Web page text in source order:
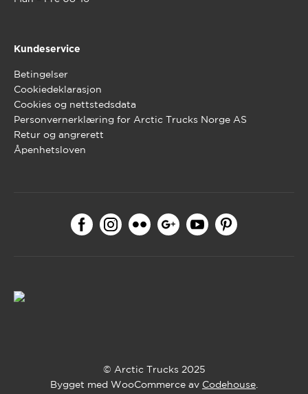
Kundeservice
Betingelser
Cookiedeklarasjon
Cookies og nettstedsdata
Personvernerklæring for Arctic Trucks Norge AS
Retur og angrerett
Åpenhetsloven
© Arctic Trucks 2025
Bygget med WooCommerce av Codehouse